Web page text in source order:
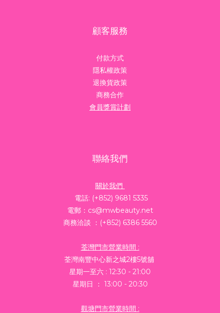
顧客服務
付款方式
隱私權政策
退換貨政策
商務合作
會員獎賞計劃
聯絡我們
關於我們
電話: (+852) 9681 5335
電郵：cs@mwbeauty.net
商務洽談 ：(+852) 6386 5560
荃灣門市營業時間 :
荃灣南豐中心新之城2樓5號舖
星期一至六 : 12:30 - 21:00
星期日 ： 13:00 - 20:30
觀塘門市營業時間 :